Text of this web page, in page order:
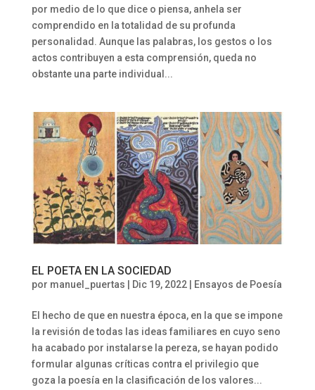
por medio de lo que dice o piensa, anhela ser
comprendido en la totalidad de su profunda
personalidad. Aunque las palabras, los gestos o los
actos contribuyen a esta comprensión, queda no
obstante una parte individual...
EL POETA EN LA SOCIEDAD
por manuel_puertas Dic 19, 2022| Ensayos de Poesía
El hecho de que en nuestra época, en la que se impone
la revisión de todas las ideas familiares en cuyo seno
ha acabado por instalarse la pereza, se hayan podido
formular algunas críticas contra el privilegio que
goza la poesía en la clasificación de los valores...